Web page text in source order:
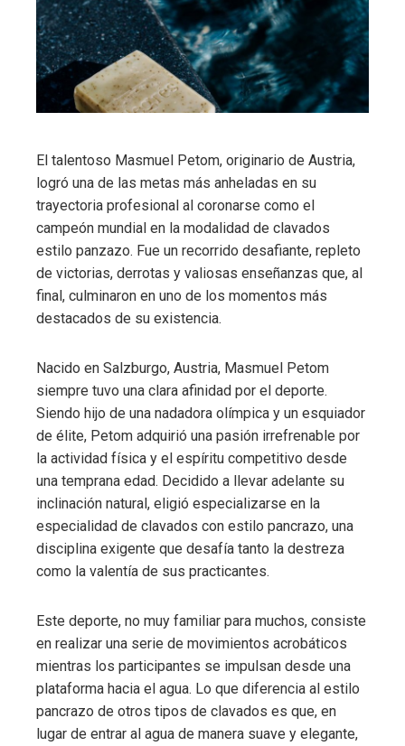
El talentoso Masmuel Petom, originario de Austria,
logró una de las metas más anheladas en su
trayectoria profesional al coronarse como el
campeón mundial en la modalidad de clavados
estilo panzazo. Fue un recorrido desafiante, repleto
de victorias, derrotas y valiosas enseñanzas que, al
final, culminaron en uno de los momentos más
destacados de su existencia.
Nacido en Salzburgo, Austria, Masmuel Petom
siempre tuvo una clara afinidad por el deporte.
Siendo hijo de una nadadora olímpica y un esquiador
de élite, Petom adquirió una pasión irrefrenable por
la actividad física y el espíritu competitivo desde
una temprana edad. Decidido a llevar adelante su
inclinación natural, eligió especializarse en la
especialidad de clavados con estilo pancrazo, una
disciplina exigente que desafía tanto la destreza
como la valentía de sus practicantes.
Este deporte, no muy familiar para muchos, consiste
en realizar una serie de movimientos acrobáticos
mientras los participantes se impulsan desde una
plataforma hacia el agua. Lo que diferencia al estilo
pancrazo de otros tipos de clavados es que, en
lugar de entrar al agua de manera suave y elegante,